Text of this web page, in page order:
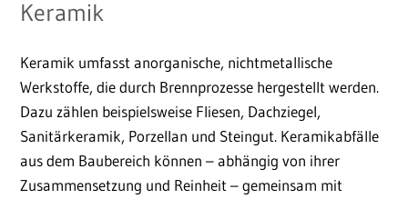
Keramik
Keramik umfasst anorganische, nichtmetallische
Werkstoffe, die durch Brennprozesse hergestellt werden.
Dazu zählen beispielsweise Fliesen, Dachziegel,
Sanitärkeramik, Porzellan und Steingut. Keramikabfälle
aus dem Baubereich können – abhängig von ihrer
Zusammensetzung und Reinheit – gemeinsam mit